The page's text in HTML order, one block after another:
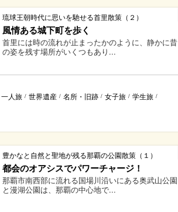
琉球王朝時代に思いを馳せる首里散策（２）
風情ある城下町を歩く
首里には時の流れが止まったかのように、静かに昔
の姿を残す場所がいくつもあり...
一人旅 / 世界遺産 / 名所・旧跡 / 女子旅 / 学生旅 /
豊かなと自然と聖地が残る那覇の公園散策（１）
都会のオアシスでパワーチャージ！
那覇市南西部に流れる国場川沿いにある奥武山公園
と漫湖公園は、那覇の中心地で...